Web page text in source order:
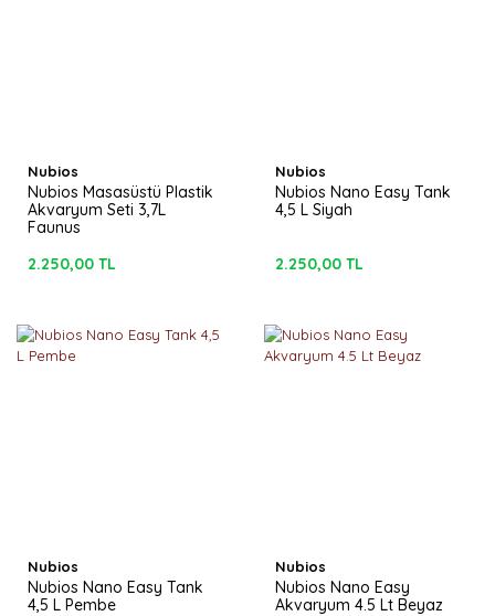
Nubios
Nubios Masasüstü Plastik
Akvaryum Seti 3,7L
Faunus
2.250,00 TL
Nubios
Nubios Nano Easy Tank
4,5 L Siyah
2.250,00 TL
Nubios
Nubios Nano Easy Tank
4,5 L Pembe
Nubios
Nubios Nano Easy
Akvaryum 4.5 Lt Beyaz